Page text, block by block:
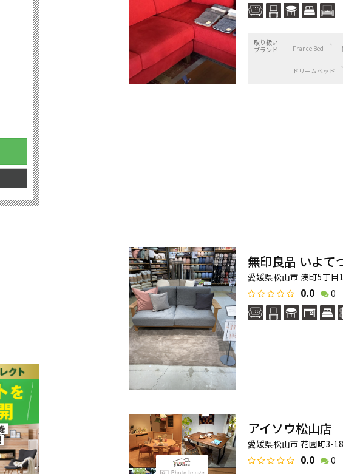
取り扱い
ブランド
France Bed
ドリームベッド
無印良品 いよて
愛媛県松山市 湊町5丁
0.0 0
アイソウ松山店
愛媛県松山市 花園町3-
0.0 0